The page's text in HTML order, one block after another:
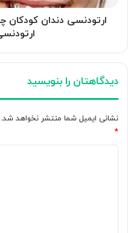
ارتودنسی
ارتودنسی دندان
دیدگاهتان را بنویسید
نشانی ایمیل شما منتشر نخواهد شد.
*